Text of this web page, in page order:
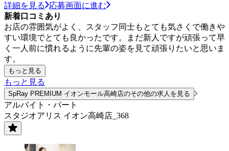
詳細を見る
応募画面に進む
新着口コミあり
お店の雰囲気がよく、スタッフ同士もとても気さくで働きや
すい環境でとても良かったです。まだ新人ですが頑張って早
く一人前に慣れるように先輩の姿を見て頑張りたいと思いま
す。
もっと見る
もっと見る
SpRay PREMIUM イオンモール高崎店のその他の求人を見る
アルバイト・パート
スタジオアリス イオン高崎店_368